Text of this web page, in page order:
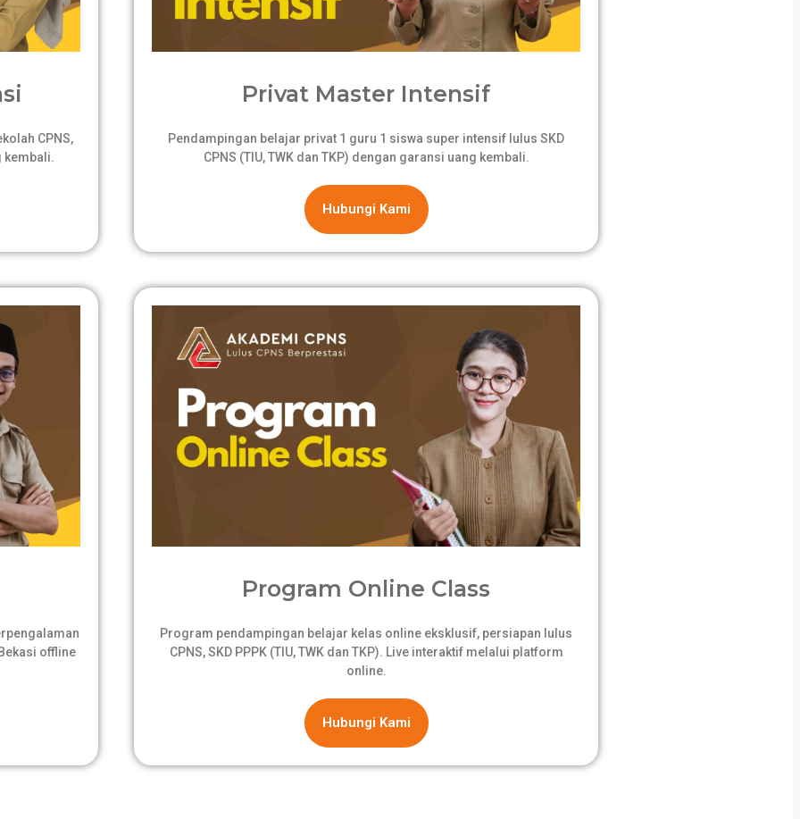
CPNS,
kembali.
Privat Master Intensif
Pendampingan belajar privat 1 guru 1 siswa super intensif lulus SKD
CPNS (TIU, TWK dan TKP) dengan garansi uang kembali.
Hubungi Kami
offline
Program Online Class
Program pendampingan belajar kelas online eksklusif, persiapan lulus
CPNS, SKD PPPK (TIU, TWK dan TKP). Live interaktif melalui platform
online.
Hubungi Kami